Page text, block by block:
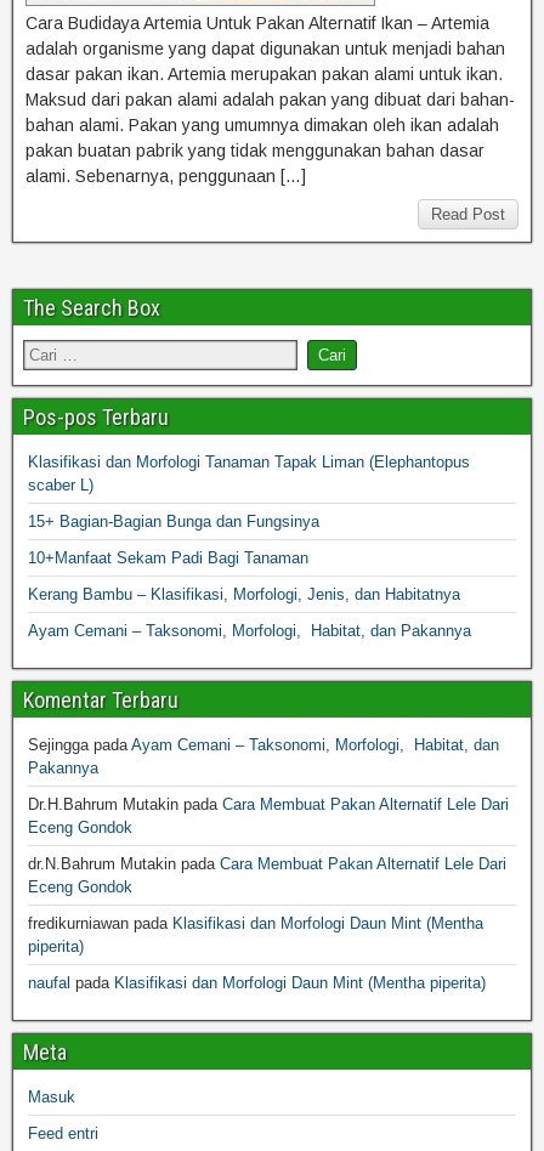
Cara Budidaya Artemia Untuk Pakan Alternatif Ikan – Artemia
adalah organisme yang dapat digunakan untuk menjadi bahan
dasar pakan ikan. Artemia merupakan pakan alami untuk ikan.
Maksud dari pakan alami adalah pakan yang dibuat dari bahan-
bahan alami. Pakan yang umumnya dimakan oleh ikan adalah
pakan buatan pabrik yang tidak menggunakan bahan dasar
alami. Sebenarnya, penggunaan […]
Read Post
The Search Box
Pos-pos Terbaru
Klasifikasi dan Morfologi Tanaman Tapak Liman (Elephantopus
scaber L)
15+ Bagian-Bagian Bunga dan Fungsinya
10+Manfaat Sekam Padi Bagi Tanaman
Kerang Bambu – Klasifikasi, Morfologi, Jenis, dan Habitatnya
Ayam Cemani – Taksonomi, Morfologi, Habitat, dan Pakannya
Komentar Terbaru
SejinggapadaAyam Cemani – Taksonomi, Morfologi, Habitat, dan
Pakannya
Dr.H.Bahrum Mutakin pada Cara Membuat Pakan Alternatif Lele Dari
Eceng Gondok
dr.N.Bahrum Mutakin pada Cara Membuat Pakan Alternatif Lele Dari
Eceng Gondok
fredikurniawan pada Klasifikasi dan Morfologi Daun Mint (Mentha
piperita)
naufal pada Klasifikasi dan Morfologi Daun Mint (Mentha piperita)
Meta
Masuk
Feed entri